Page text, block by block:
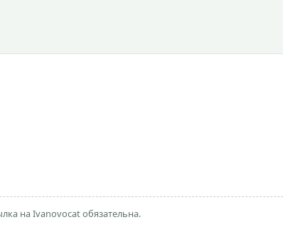
на Ivanovocat обязательна.